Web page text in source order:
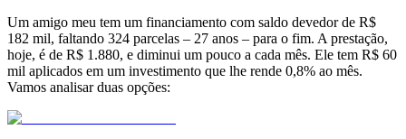
Um amigo meu tem um financiamento com saldo devedor de R$
182 mil, faltando 324 parcelas – 27 anos – para o fim. A prestação,
hoje, é de R$ 1.880, e diminui um pouco a cada mês. Ele tem R$ 60
mil aplicados em um investimento que lhe rende 0,8% ao mês.
Vamos analisar duas opções: